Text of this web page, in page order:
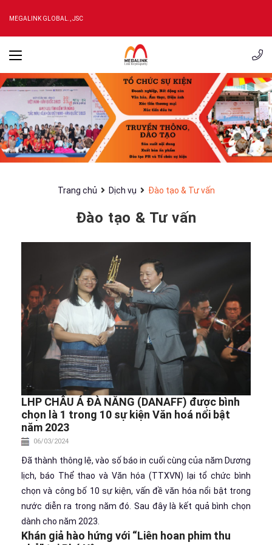
MEGALINK GLOBAL., JSC
Trang chủ Dịch vụ Đào tạo & Tư vấn
Đào tạo & Tư vấn
LHP CHÂU Á ĐÀ NẴNG (DANAFF) được bình
chọn là 1 trong 10 sự kiện Văn hoá nổi bật
năm 2023
06/03/2024
Đã thành thông lệ, vào số báo in cuối cùng của năm Dương
lịch, báo Thể thao và Văn hóa (TTXVN) lại tổ chức bình
chọn và công bố 10 sự kiện, vấn đề văn hóa nổi bật trong
nước diễn ra trong năm đó. Sau đây là kết quả bình chọn
dành cho năm 2023.
Khán giả hào hứng với “Liên hoan phim thu